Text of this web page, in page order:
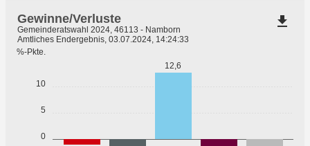
0
5
10
%-Pkte.
12,6
Gewinne/Verluste
Gemeinderatswahl 2024, 46113 - Namborn
Amtliches Endergebnis, 03.07.2024, 14:24:33
file_download